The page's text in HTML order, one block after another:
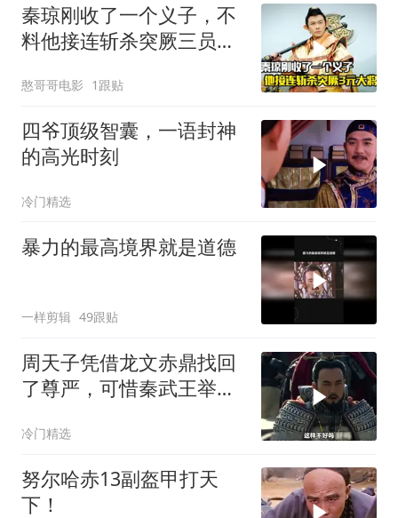
秦琼刚收了一个义子，不
料他接连斩杀突厥三员大
憨哥哥电影 1跟贴
四爷顶级智囊，一语封神
的高光时刻
冷门精选
暴力的最高境界就是道德
一样剪辑 49跟贴
周天子凭借龙文赤鼎找回
了尊严，可惜秦武王举鼎
冷门精选
努尔哈赤13副盔甲打天
下！